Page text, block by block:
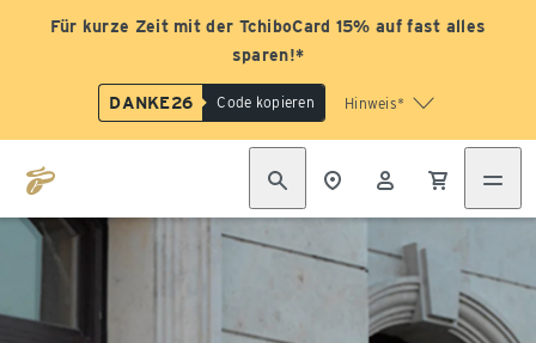
Für kurze Zeit mit der TchiboCard 15% auf fast alles
sparen!*
DANKE26 Code kopieren Hinweis*